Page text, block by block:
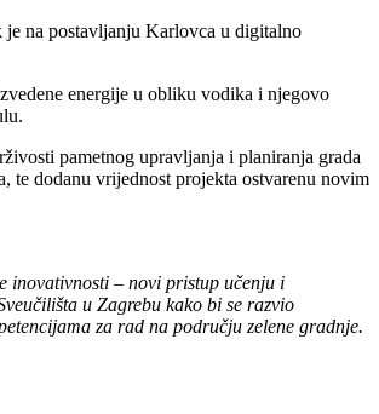
na postavljanju Karlovca u digitalno
energije u obliku vodika i njegovo
pametnog upravljanja i planiranja grada
te dodanu vrijednost projekta ostvarenu novim
inovativnosti – novi pristup učenju i
u Zagrebu kako bi se razvio
za rad na području zelene gradnje.